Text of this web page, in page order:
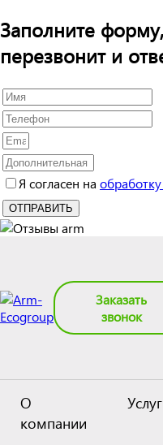
Заполните
перезвонит и
Я согласен на
Заказать
звонок
О
компании